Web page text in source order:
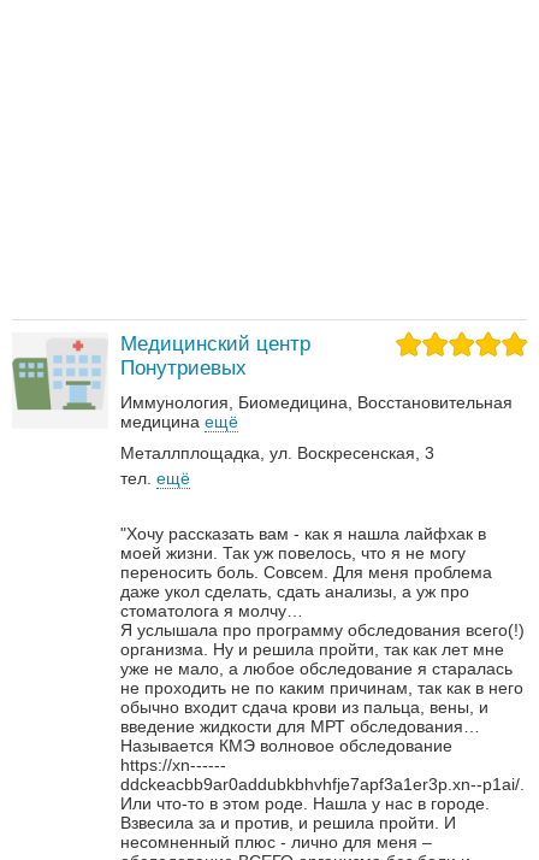
Медицинский центр
Понутриевых
Иммунология Биомедицина Восстановительная
медицина ещё
Металлплощадка, ул. Воскресенская, 3
тел. ещё
"Хочу рассказать вам - как я нашла лайфхак в
моей жизни. Так уж повелось, что я не могу
переносить боль. Совсем. Для меня проблема
даже укол сделать, сдать анализы, а уж про
стоматолога я молчу…
Я услышала про программу обследования всего(!)
организма. Ну и решила пройти, так как лет мне
уже не мало, а любое обследование я старалась
не проходить не по каким причинам, так как в него
обычно входит сдача крови из пальца, вены, и
введение жидкости для МРТ обследования…
Называется КМЭ волновое обследование
https://xn------
ddckeacbb9ar0addubkbhvhfje7apf3a1er3p.xn--p1ai/.
Или что-то в этом роде. Нашла у нас в городе.
Взвесила за и против, и решила пройти. И
несомненный плюс - лично для меня –